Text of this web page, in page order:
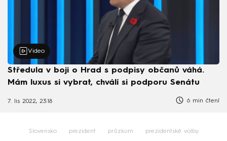
Video
Středula v boji o Hrad s podpisy občanů váhá.
Mám luxus si vybrat, chválí si podporu Senátu
7. lis 2022, 23:18 6 min čtení
Slovensko prezident průzkum prezidentské volby